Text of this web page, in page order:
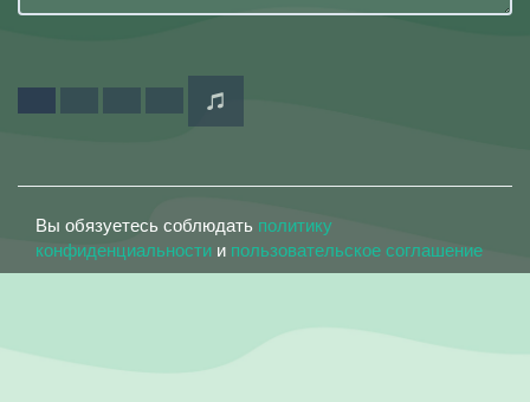
Вы обязуетесь соблюдать политику
конфиденциальности и пользовательское соглашение